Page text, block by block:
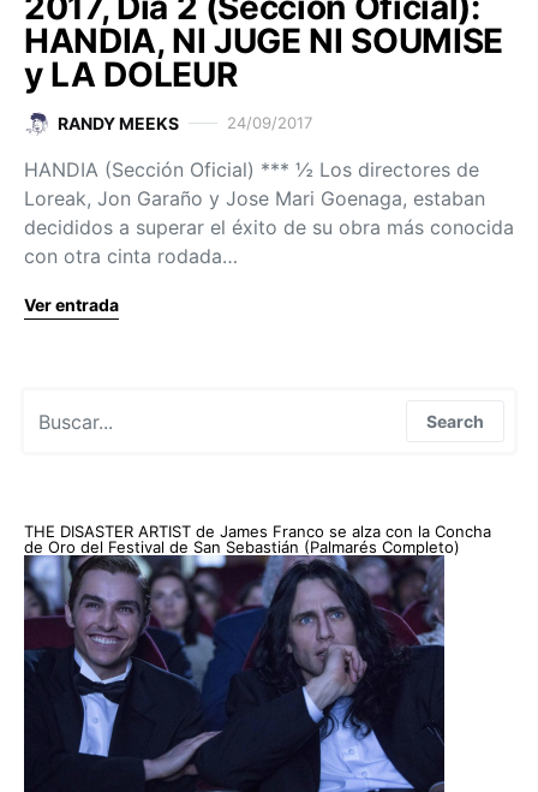
HANDIA, NI JUGE NI SOUMISE
y LA DOLEUR
RANDY MEEKS 24/09/2017
HANDIA (Sección Oficial) *** ½ Los directores de
Loreak, Jon Garaño y Jose Mari Goenaga, estaban
decididos a superar el éxito de su obra más conocida
con otra cinta rodada…
Ver entrada
Search
THE DISASTER ARTIST de James Franco se alza con la Concha
de Oro del Festival de San Sebastián (Palmarés Completo)